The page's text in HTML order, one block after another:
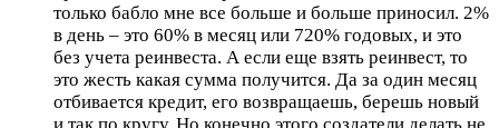
только бабло мне все больше и больше приносил. 2%
в день – это 60% в месяц или 720% годовых, и это
без учета реинвеста. А если еще взять реинвест, то
это жесть какая сумма получится. Да за один месяц
отбивается кредит, его возвращаешь, берешь новый